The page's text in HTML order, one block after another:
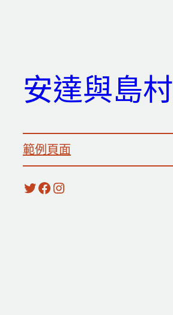
安達與島村
範例頁面
X Facebook Instagram